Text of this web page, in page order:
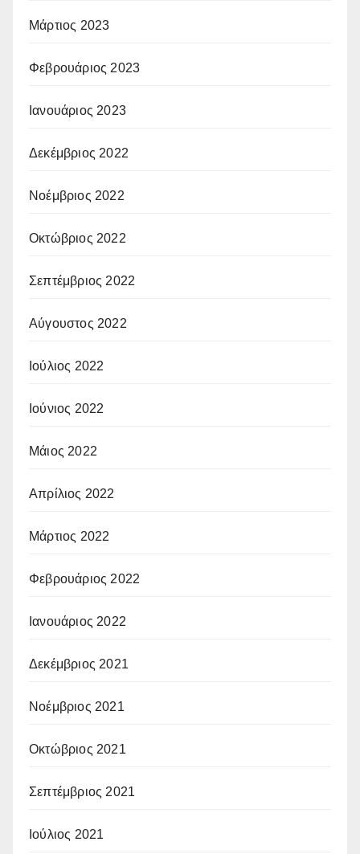
Μάρτιος 2023
Φεβρουάριος 2023
Ιανουάριος 2023
Δεκέμβριος 2022
Νοέμβριος 2022
Οκτώβριος 2022
Σεπτέμβριος 2022
Αύγουστος 2022
Ιούλιος 2022
Ιούνιος 2022
Μάιος 2022
Απρίλιος 2022
Μάρτιος 2022
Φεβρουάριος 2022
Ιανουάριος 2022
Δεκέμβριος 2021
Νοέμβριος 2021
Οκτώβριος 2021
Σεπτέμβριος 2021
Ιούλιος 2021